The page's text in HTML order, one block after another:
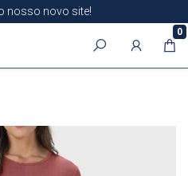
nosso novo site!
0